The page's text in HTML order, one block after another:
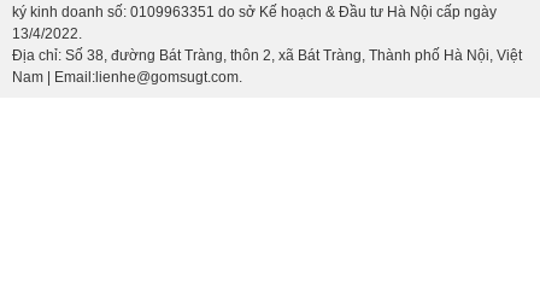
ký kinh doanh số: 0109963351 do sở Kế hoạch & Đầu tư Hà Nội cấp ngày
13/4/2022.
Địa chỉ: Số 38, đường Bát Tràng, thôn 2, xã Bát Tràng, Thành phố Hà Nội, Việt
Nam | Email:lienhe@gomsugt.com.